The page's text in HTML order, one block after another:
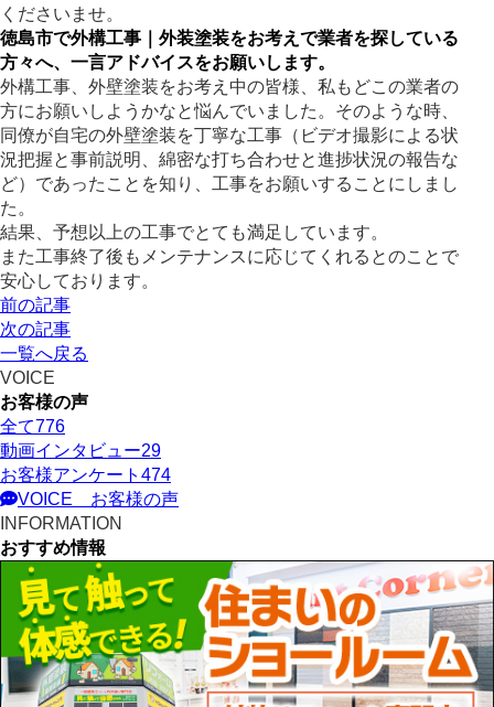
くださいませ。
徳島市で外構工事｜外装塗装をお考えで業者を探している
方々へ、一言アドバイスをお願いします。
外構工事、外壁塗装をお考え中の皆様、私もどこの業者の
方にお願いしようかなと悩んでいました。そのような時、
同僚が自宅の外壁塗装を丁寧な工事（ビデオ撮影による状
況把握と事前説明、綿密な打ち合わせと進捗状況の報告な
ど）であったことを知り、工事をお願いすることにしまし
た。
結果、予想以上の工事でとても満足しています。
また工事終了後もメンテナンスに応じてくれるとのことで
安心しております。
前の記事
次の記事
一覧へ戻る
VOICE
お客様の声
全て776
動画インタビュー29
お客様アンケート 474
VOICE
お客様の声
INFORMATION
おすすめ情報